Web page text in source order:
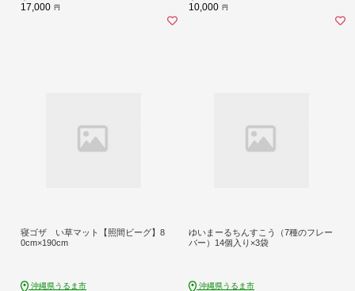
17,000 円 10,000 円
寝ゴザ い草マット【照間ビーグ】8
0cm×190cm
沖縄県うるま市
ゆいまーるちんすこう（7種のフレー
バー）14個入り×3袋
沖縄県うるま市